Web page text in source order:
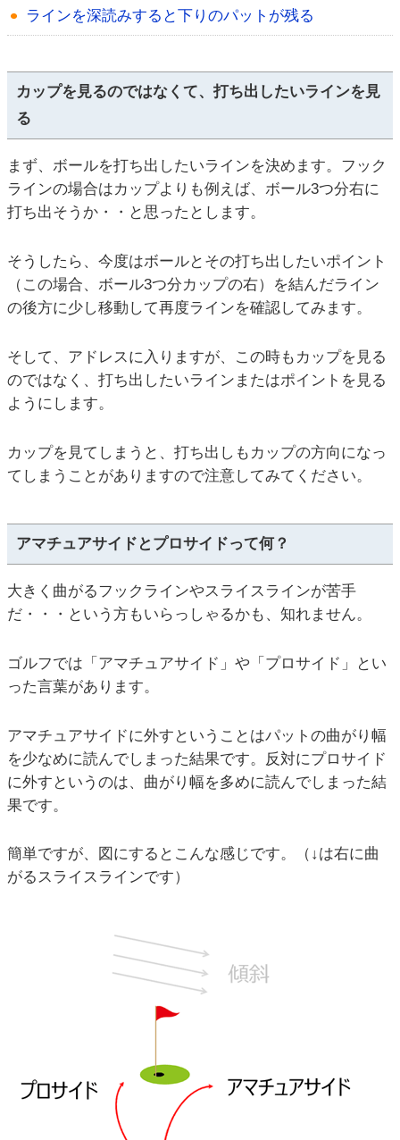
ラインを深読みすると下りのパットが残る
カップを見るのではなくて、打ち出したいラインを見
る
まず、ボールを打ち出したいラインを決めます。フック
ラインの場合はカップよりも例えば、ボール3つ分右に
打ち出そうか・・と思ったとします。
そうしたら、今度はボールとその打ち出したいポイント
（この場合、ボール3つ分カップの右）を結んだライン
の後方に少し移動して再度ラインを確認してみます。
そして、アドレスに入りますが、この時もカップを見る
のではなく、打ち出したいラインまたはポイントを見る
ようにします。
カップを見てしまうと、打ち出しもカップの方向になっ
てしまうことがありますので注意してみてください。
アマチュアサイドとプロサイドって何？
大きく曲がるフックラインやスライスラインが苦手
だ・・・という方もいらっしゃるかも、知れません。
ゴルフでは「アマチュアサイド」や「プロサイド」とい
った言葉があります。
アマチュアサイドに外すということはパットの曲がり幅
を少なめに読んでしまった結果です。反対にプロサイド
に外すというのは、曲がり幅を多めに読んでしまった結
果です。
簡単ですが、図にするとこんな感じです。（↓は右に曲
がるスライスラインです）